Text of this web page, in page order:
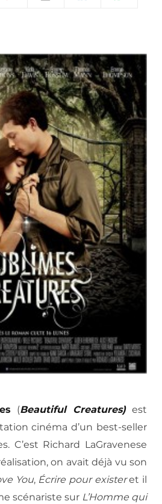
(Beautiful Creatures) est
cinéma d’un best-seller
C’est Richard LaGravenese
on avait déjà vu son
You, Écrire pour existeret il
scénariste sur L’Homme qui